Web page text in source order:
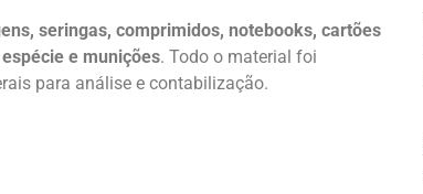
seringas, comprimidos, notebooks, cartões
e munições. Todo o material foi
para análise e contabilização.